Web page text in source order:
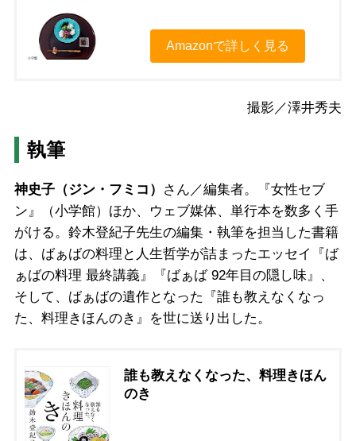
Amazonで詳しく見る
撮影／澤井秀夫
執筆
神史子（ジン・フミコ）
さん／編集者。『女性セブ
ン』（小学館）ほか、ウェブ媒体、単行本を数多く手
がける。鈴木登紀子先生の編集・執筆を担当した書籍
は、ばぁばの料理と人生哲学が詰まったエッセイ『ば
ぁばの料理 最終講義』『ばぁば 92年目の隠し味』、
そして、ばぁばの遺作となった『誰も教えなくなっ
た、料理きほんのき』を世に送り出した。
誰も教えなくなった、料理きほん
のき